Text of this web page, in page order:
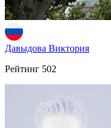
Давыдова Виктория
Рейтинг 502